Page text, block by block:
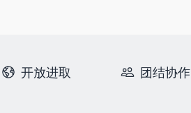
开放进取 团结协作